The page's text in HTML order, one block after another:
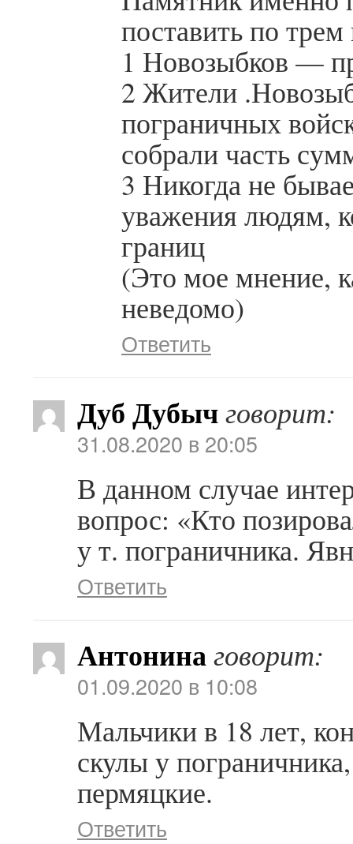
поставить по
1 Новозыбков —
2 Жители
пограничных
собрали часть
3 Никогда не
уважения людям,
границ
(Это мое мнение,
неведомо)
Ответить
Дуб Дубычговорит:
31.08.2020 в 20:05
В данном случае
вопрос: «Кто
у т. пограничника.
Ответить
Антонинаговорит:
01.09.2020 в 10:08
Мальчики в 18 лет,
скулы у
пермяцкие.
Ответить